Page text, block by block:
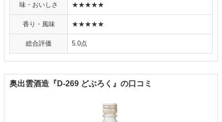
味・おいしさ ★★★★★
香り・風味 ★★★★★
総合評価 5.0点
奥出雲酒造『D-269 どぶろく』の口コミ